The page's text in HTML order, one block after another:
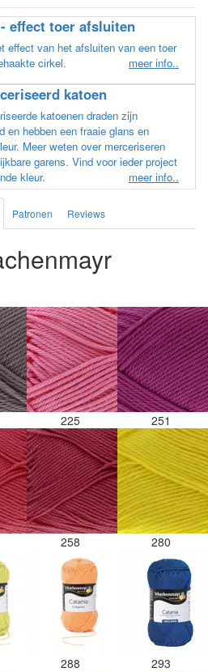
effect toer afsluiten
effect van het afsluiten van een toer
cirkel.
meer info..
katoen
katoenen draden zijn
en hebben een fraaie glans en
Meer weten over merceriseren
garens. Vind voor ieder project
kleur.
meer info..
Patronen Reviews
225 251
258 280
288 293